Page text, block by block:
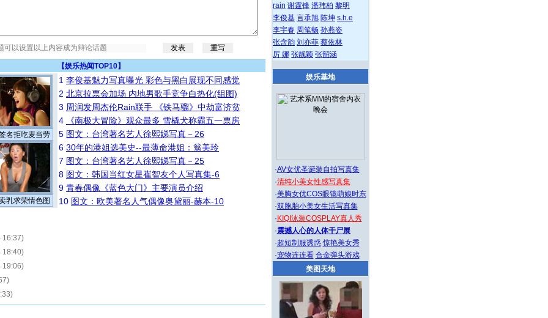
【娱乐热闻TOP10】
名拒吃麦当劳
乳求荣情色图
1 李俊基魅力写真曝光 彩色与黑白展现不同感觉
2 北京拉票会加场 内地男歌手竞争白热化(组图)
3 周润发周杰伦Rain联手 《铁马骝》中劫富济贫
4
《南极大冒险》观众最多 雪橇犬称霸五一票房
5 图文：台湾著名艺人徐熙娣写真－26
6 30年的港姐选美史--最薄命港姐：翁美玲
7 图文：台湾著名艺人徐熙娣写真－25
8 图文：韩国当红女星崔智友个人写真集-6
9 青春偶像《蓝色大门》主要演员介绍
10 图文：欧美著名人气偶像奥黛丽-赫本-10
16:37)
18:40)
19:06)
rain 谢霆锋 潘玮柏 黎明
李俊基 言承旭 陈坤 s.h.e
李宇春 周笔畅 孙燕姿
张含韵 刘亦菲 蔡依林
厉 娜 张靓颖 张韶涵
娱乐基地
·AV女优圣诞装自拍写真集
·清纯小美女性感写真集
·美胸女优COS眼镜萌娘时东
·双胞胎小美女生活写真集
· KIQI泳装COSPLAY真人秀
·震撼人心的人体干尸展
·超短制服诱惑 惊艳美女秀
·宠物连连看 合金弹头游戏
美图天地